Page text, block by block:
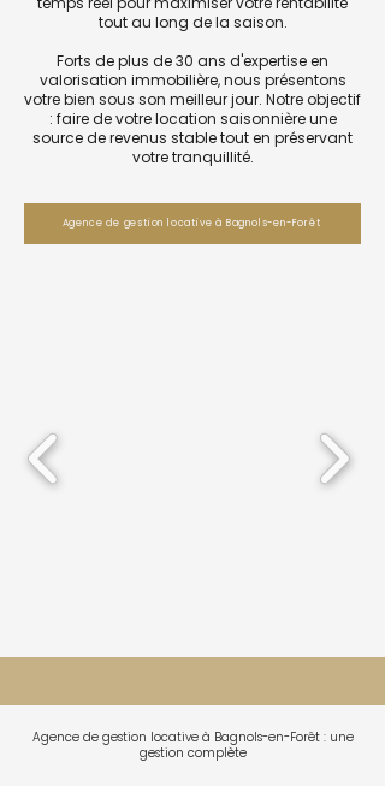
tout au long de la saison.
Forts de plus de 30 ans d'expertise en
valorisation immobilière, nous présentons
votre bien sous son meilleur jour. Notre objectif
: faire de votre location saisonnière une
source de revenus stable tout en préservant
votre tranquillité.
Agence de gestion locative à Bagnols-en-Forêt
Agence de gestion locative à Bagnols-en-Forêt : une
gestion complète